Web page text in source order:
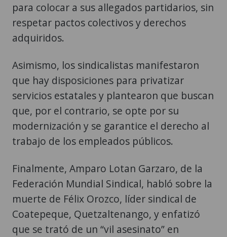
para colocar a sus allegados partidarios, sin
respetar pactos colectivos y derechos
adquiridos.
Asimismo, los sindicalistas manifestaron
que hay disposiciones para privatizar
servicios estatales y plantearon que buscan
que, por el contrario, se opte por su
modernización y se garantice el derecho al
trabajo de los empleados públicos.
Finalmente, Amparo Lotan Garzaro, de la
Federación Mundial Sindical, habló sobre la
muerte de Félix Orozco, líder sindical de
Coatepeque, Quetzaltenango, y enfatizó
que se trató de un “vil asesinato” en